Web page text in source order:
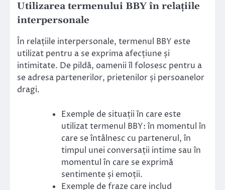
Utilizarea termenului BBY în relațiile
interpersonale
În relațiile interpersonale, termenul BBY este
utilizat pentru a se exprima afecțiune și
intimitate. De pildă, oamenii îl folosesc pentru a
se adresa partenerilor, prietenilor și persoanelor
dragi.
Exemple de situații în care este
utilizat termenul BBY: în momentul în
care se întâlnesc cu partenerul, în
timpul unei conversații intime sau în
momentul în care se exprimă
sentimente și emoții.
Exemple de fraze care includ